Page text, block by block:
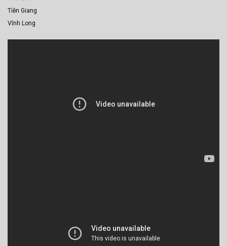
Tiền Giang
Vĩnh Long